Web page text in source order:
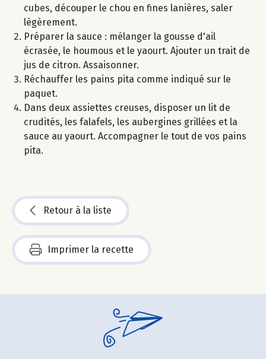
cubes, découper le chou en fines lanières, saler
légèrement.
Préparer la sauce : mélanger la gousse d'ail
écrasée, le houmous et le yaourt. Ajouter un trait de
jus de citron. Assaisonner.
Réchauffer les pains pita comme indiqué sur le
paquet.
Dans deux assiettes creuses, disposer un lit de
crudités, les falafels, les aubergines grillées et la
sauce au yaourt. Accompagner le tout de vos pains
pita.
Retour à la liste
Imprimer la recette